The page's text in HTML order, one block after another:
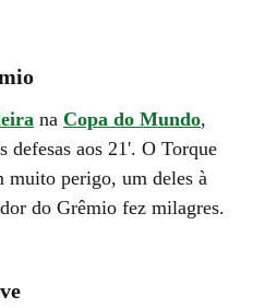
na Copa do Mundo,
defesas aos 21'. O Torque
muito perigo, um deles à
do Grêmio fez milagres.